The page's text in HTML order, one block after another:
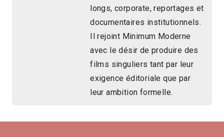
longs, corporate, reportages et
documentaires institutionnels.
Il rejoint Minimum Moderne
avec le désir de produire des
films singuliers tant par leur
exigence éditoriale que par
leur ambition formelle.